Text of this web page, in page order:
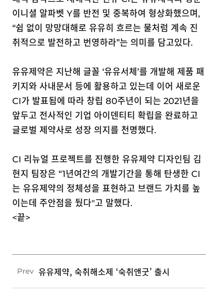
이니셜 알파벳 Y를 반전 및 중복하여 형상화했으며,
“쉼 없이 망망대해로 유유히 흐르는 물처럼 계속 진
취적으로 발전하고 번영하라”는 의미를 담고있다.
유유제약은 지난해 글꼴 ‘유유서체’를 개발해 제품 패
키지와 사내문서 등에 활용하고 있는데 이어 새로운
CI가 발표됨에 따라 창립 80주년이 되는 2021년을
앞두고 전사적인 기업 아이덴티티 확립을 완료하고
글로벌 제약사로 성장 의지를 천명했다.
CI 리뉴얼 프로젝트를 진행한 유유제약 디자인팀 김
현지 팀장은 “1년여간의 개발기간을 통해 탄생한 CI
는 유유제약의 정체성을 표현하고 브랜드 가치를 높
이는데 주안점을 뒀다"고 말했다.
<끝>
Prev 유유제약, 숙취해소제 ‘숙취앤굿’ 출시